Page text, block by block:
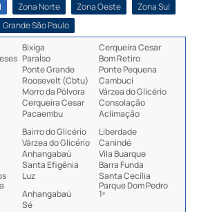
Zona Norte Zona Oeste
Zona Sul
Grande São Paulo
Bixiga
Cerqueira Cesar
ParaÍso
Bom Retiro
Ponte Grande
Ponte Pequena
Roosevelt (Cbtu)
Cambuci
Morro da Pólvora
Várzea do Glicério
Cerqueira Cesar
Consolação
Pacaembu
Aclimação
Bairro do Glicério
Liberdade
Várzea do Glicério
Canindé
Anhangabaú
Vila Buarque
Santa Efigênia
Barra Funda
Luz
Santa Cecília
Anhangabaú
Parque Dom Pedro
1º
Sé